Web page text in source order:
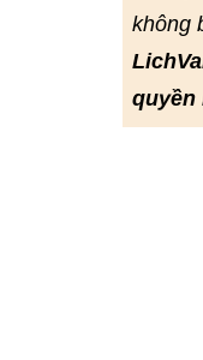
không
quyền